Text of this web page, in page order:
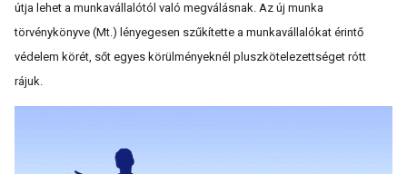
útja lehet a munkavállalótól való megválásnak. Az új munka
törvénykönyve (Mt.) lényegesen szűkítette a munkavállalókat érintő
védelem körét, sőt egyes körülményeknél pluszkötelezettséget rótt
rájuk.